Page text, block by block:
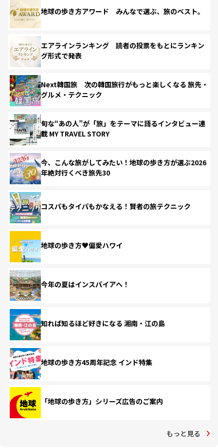
地球の歩き方アワード みんなで選ぶ、旅のベスト。
エアラインランキング 読者の投票をもとにランキン
グ形式で発表
Next韓国旅 次の韓国旅行がもっと楽しくなる 旅先・
グルメ・テクニック
旬な“あの人”が「旅」をテーマに語るインタビュー連
載 MY TRAVEL STORY
今、こんな旅がしてみたい！地球の歩き方が選ぶ2026
年絶対行くべき旅先30
コスパもタイパもかなえる！賢者の旅テクニック
地球の歩き方♥偏愛ハワイ
今年の夏はインスパイアへ！
知れば知るほど好きになる 湘南・江の島
地球の歩き方45周年記念 インド特集
「地球の歩き方」シリーズ広告のご案内
もっと見る